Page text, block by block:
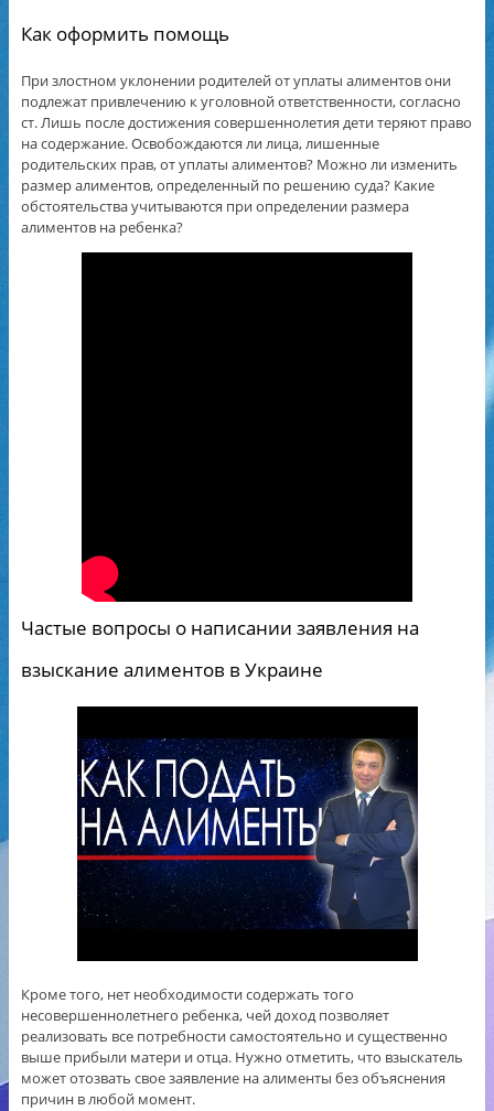
Как оформить помощь
При злостном уклонении родителей от уплаты алиментов они
подлежат привлечению к уголовной ответственности, согласно
ст. Лишь после достижения совершеннолетия дети теряют право
на содержание. Освобождаются ли лица, лишенные
родительских прав, от уплаты алиментов? Можно ли изменить
размер алиментов, определенный по решению суда? Какие
обстоятельства учитываются при определении размера
алиментов на ребенка?
Частые вопросы о написании заявления на
взыскание алиментов в Украине
Кроме того, нет необходимости содержать того
несовершеннолетнего ребенка, чей доход позволяет
реализовать все потребности самостоятельно и существенно
выше прибыли матери и отца. Нужно отметить, что взыскатель
может отозвать свое заявление на алименты без объяснения
причин в любой момент.